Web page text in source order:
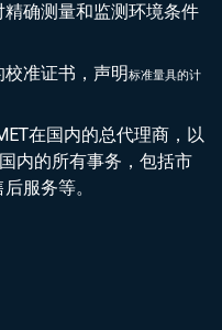
确测量和监测环境条件
准证书，声明标准量具的计
在国内的总代理商，以
内的所有事务，包括市
服务等。